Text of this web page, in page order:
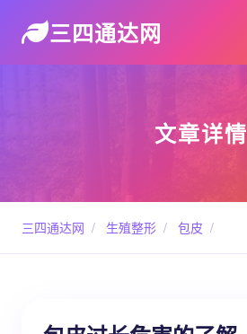
三四通达网
文章详情
三四通达网 / 生殖整形 / 包皮 /